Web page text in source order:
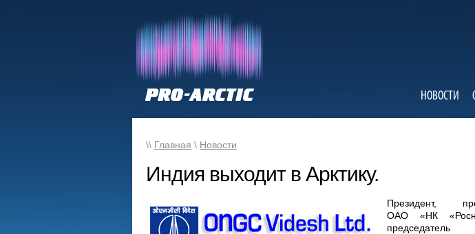
НОВОСТИ
\\ Главная \ Новости
Индия выходит в Арктику.
Президент,
ОАО «НК